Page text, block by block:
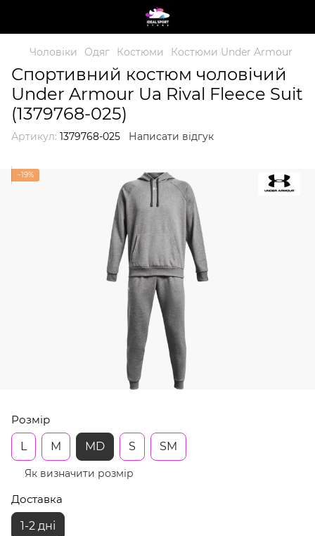
Чоловіки Одяг Костюми Костюми Under Armour
Спортивний костюм чоловічий
Under Armour Ua Rival Fleece Suit
(1379768-025)
Артикул: 1379768-025 Написати відгук
−19%
Розмір
L
M MD S SM
Як визначити розмір
Доставка
1-2 дні